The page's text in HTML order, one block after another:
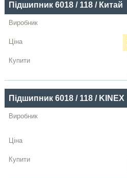
Назва
Виробник
Радіальний
грн
Купити
Підшипник 6018 / 118 / Китай
Підшипник 6018 / 118 / KINEX